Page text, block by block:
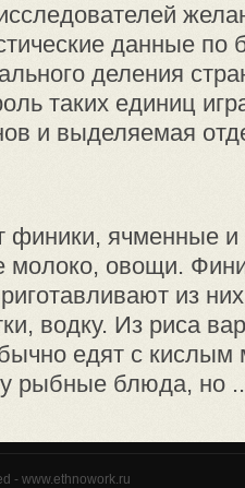
данные
деления
таких единиц
и выделяемая
финики, ячменные
молоко, овощи.
из них
водку. Из риса
едят с кислым
рыбные блюда, но
- www.ethnowork.ru